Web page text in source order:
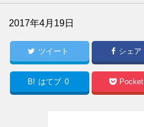
2017年4月19日
ツイート シェア
B! はてブ 0 Pocket